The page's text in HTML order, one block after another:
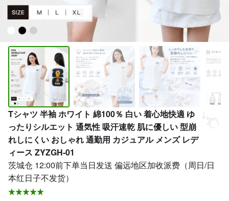
Tシャツ 半袖 ホワイト 綿100％ 白い 着心地快適 ゆ
ったりシルエット 通気性 吸汗速乾 肌に優しい 型崩
れしにくい おしゃれ 通勤用 カジュアル メンズ レデ
ィース ZYZGH-01
茨城仓 12:00前下单当日发送 偏远地区加收派费（周日/日
本红日子不发货）